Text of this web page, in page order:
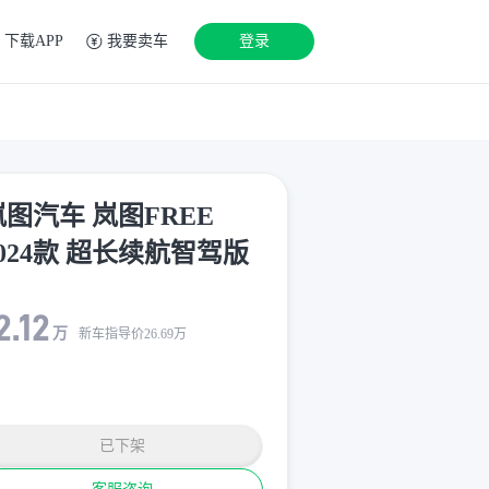
下载APP 我要卖车 登录
图汽车 岚图FREE
款 超长续航智驾版
万 新车指导价26.69万
已下架